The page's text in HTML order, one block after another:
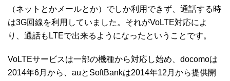
（ネットとかメールとか）でしか利用できず、通話する時
は3G回線を利用していました。それがVoLTE対応によ
り、通話もLTEで出来るようになったということです。
VoLTEサービスは一部の機種から対応し始め、docomoは
2014年6月から、auとSoftBankは2014年12月から提供開